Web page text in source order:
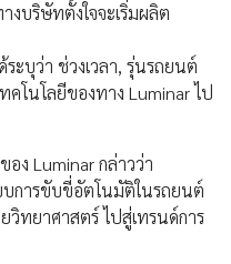
งบริษัทตั้งใจจะเริ่มผลิต
ะบุว่า ช่วงเวลา, รุ่นรถยนต์
คโนโลยีของทาง Luminar ไป
อง Luminar กล่าวว่า
บการขับขี่อัตโนมัติในรถยนต์
ทยาศาสตร์ ไปสู่เทรนด์การ